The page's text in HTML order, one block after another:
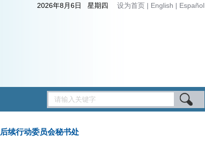
2026年8月6日 星期四 设为首页 | English | Español
后续行动委员会秘书处